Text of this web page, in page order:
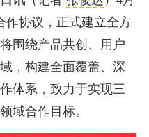
作协议，正式建立全方
围绕产品共创、用户
，构建全面覆盖、深
体系，致力于实现三
域合作目标。